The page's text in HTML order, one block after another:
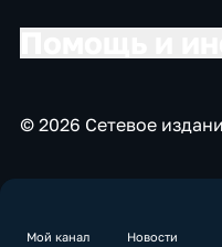
Мой канал Новости
© 2026 Сетевое